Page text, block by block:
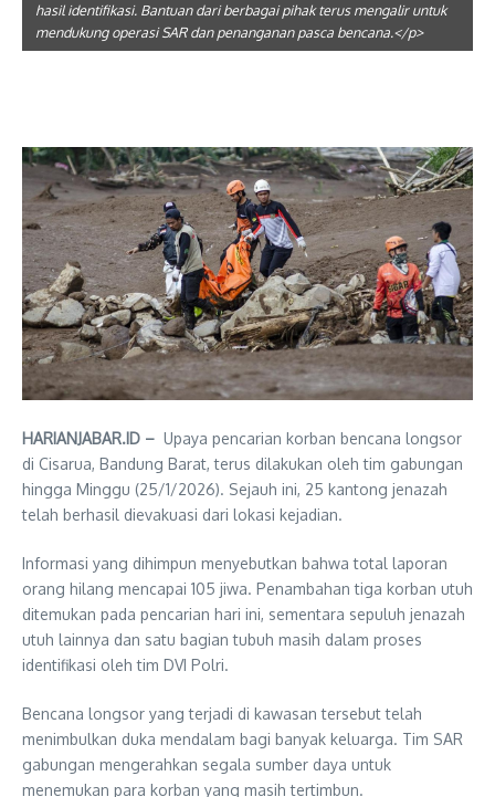
hasil identifikasi. Bantuan dari berbagai pihak terus mengalir untuk
mendukung operasi SAR dan penanganan pasca bencana.</p>
HARIANJABAR.ID – Upaya pencarian korban bencana longsor
di Cisarua, Bandung Barat, terus dilakukan oleh tim gabungan
hingga Minggu (25/1/2026). Sejauh ini, 25 kantong jenazah
telah berhasil dievakuasi dari lokasi kejadian.
Informasi yang dihimpun menyebutkan bahwa total laporan
orang hilang mencapai 105 jiwa. Penambahan tiga korban utuh
ditemukan pada pencarian hari ini, sementara sepuluh jenazah
utuh lainnya dan satu bagian tubuh masih dalam proses
identifikasi oleh tim DVI Polri.
Bencana longsor yang terjadi di kawasan tersebut telah
menimbulkan duka mendalam bagi banyak keluarga. Tim SAR
gabungan mengerahkan segala sumber daya untuk
menemukan para korban yang masih tertimbun.